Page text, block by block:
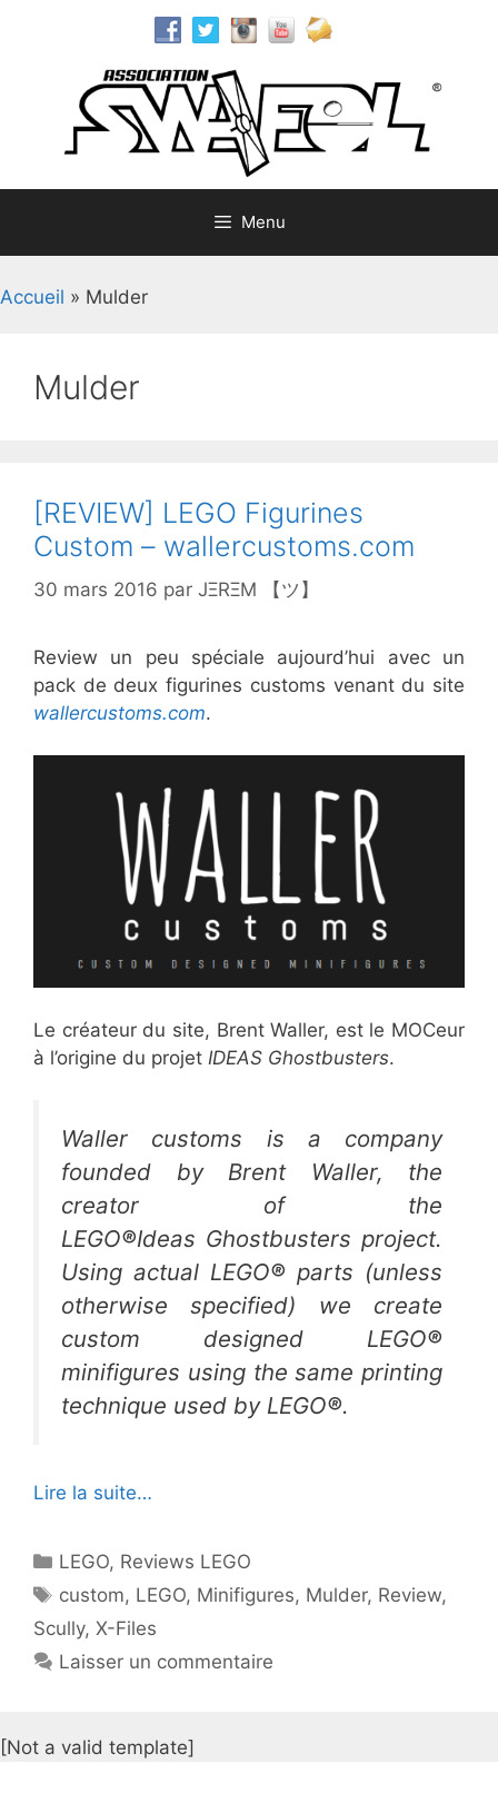
Menu
Accueil » Mulder
Mulder
[REVIEW] LEGO Figurines
Custom – wallercustoms.com
30 mars 2016 par JΞRΞM 【ツ】
Review un peu spéciale aujourd’hui avec un
pack de deux figurines customs venant du site
wallercustoms.com.
Le créateur du site, Brent Waller, est le MOCeur
à l’origine du projet IDEAS Ghostbusters.
Waller customs is a company
founded by Brent Waller, the
creator of the
LEGO®Ideas Ghostbusters project.
Using actual LEGO® parts (unless
otherwise specified) we create
custom designed LEGO®
minifigures using the same printing
technique used by LEGO®.
Lire la suite…
Catégories
LEGO, Reviews LEGO
Étiquettes
custom, LEGO, Minifigures, Mulder, Review,
Scully, X-Files
Laisser un commentaire
[Not a valid template]